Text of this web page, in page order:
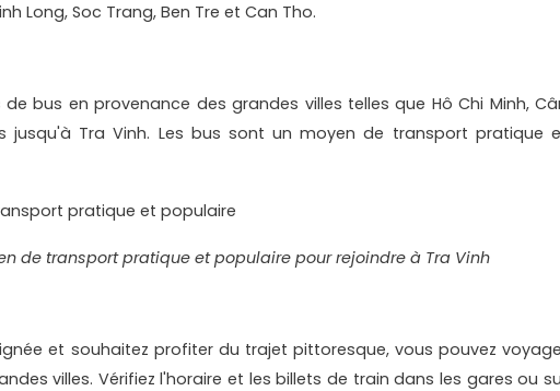
Long, Soc Trang, Ben Tre et Can Tho.
bus en provenance des grandes villes telles que Hô Chi Minh,
jusqu'à Tra Vinh. Les bus sont un moyen de transport pratique
de transport pratique et populaire pour rejoindre à Tra Vinh
et souhaitez profiter du trajet pittoresque, vous pouvez
villes. Vérifiez l'horaire et les billets de train dans les gares ou